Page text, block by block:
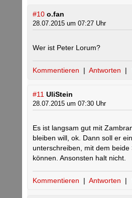
#10 o.fan
28.07.2015 um 07:27 Uhr
Wer ist Peter Lorum?
Kommentieren | Antworten |
#11 UliStein
28.07.2015 um 07:30 Uhr
Es ist langsam gut mit
bleiben will, ok. Dann soll er
unterschreiben, mit dem beide
können. Ansonsten halt nicht.
Kommentieren | Antworten |